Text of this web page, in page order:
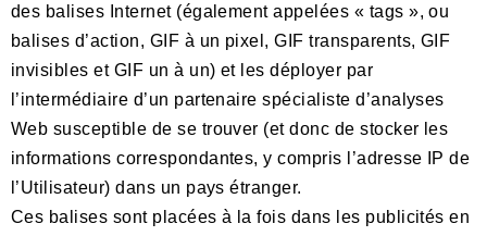
des balises Internet (également appelées « tags », ou
balises d’action, GIF à un pixel, GIF transparents, GIF
invisibles et GIF un à un) et les déployer par
l’intermédiaire d’un partenaire spécialiste d’analyses
Web susceptible de se trouver (et donc de stocker les
informations correspondantes, y compris l’adresse IP de
l’Utilisateur) dans un pays étranger.
Ces balises sont placées à la fois dans les publicités en